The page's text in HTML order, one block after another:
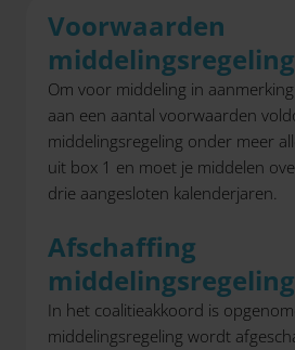
Voorwaarden
middelingsregeling
Om voor middeling in
aan een aantal voorwaarden
middelingsregeling onder meer
uit box 1 en moet je middelen
drie aangesloten kalenderjaren.
Afschaffing
In het coalitieakkoord is
middelingsregeling wordt